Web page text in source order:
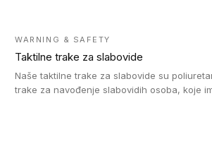
WARNING & SAFETY
Taktilne trake za slabovide
Naše taktilne trake za slabovide su
trake za navođenje slabovidih osoba, koje